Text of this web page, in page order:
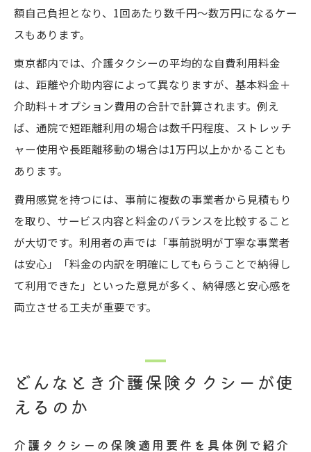
額自己負担となり、1回あたり数千円〜数万円になるケー
スもあります。
東京都内では、介護タクシーの平均的な自費利用料金
は、距離や介助内容によって異なりますが、基本料金＋
介助料＋オプション費用の合計で計算されます。例え
ば、通院で短距離利用の場合は数千円程度、ストレッチ
ャー使用や長距離移動の場合は1万円以上かかることも
あります。
費用感覚を持つには、事前に複数の事業者から見積もり
を取り、サービス内容と料金のバランスを比較すること
が大切です。利用者の声では「事前説明が丁寧な事業者
は安心」「料金の内訳を明確にしてもらうことで納得し
て利用できた」といった意見が多く、納得感と安心感を
両立させる工夫が重要です。
どんなとき介護保険タクシーが使
えるのか
介護タクシーの保険適用要件を具体例で紹介